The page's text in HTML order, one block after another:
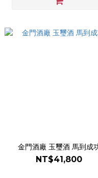
金門酒廠 玉璽酒 馬到成
NT$41,800